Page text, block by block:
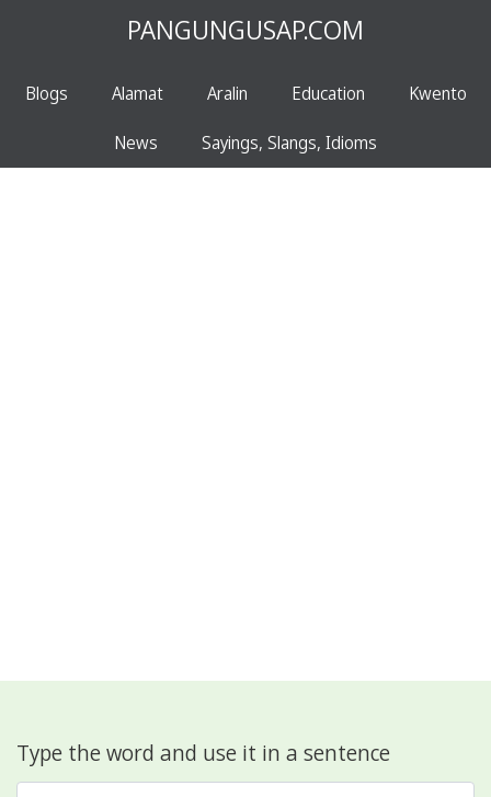
PANGUNGUSAP.COM
Blogs Alamat Aralin Education Kwento
News Sayings, Slangs, Idioms
Type the word and use it in a sentence